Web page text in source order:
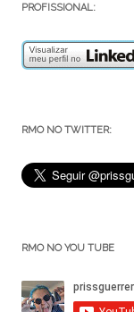
PROFISSIONAL:
RMO NO TWITTER:
RMO NO YOU TUBE